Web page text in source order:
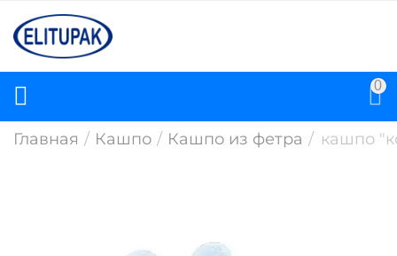
0
Главная / Кашпо / Кашпо из фетра / кашпо